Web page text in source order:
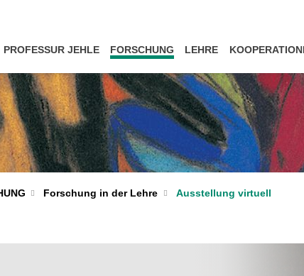
PROFESSUR JEHLE FORSCHUNG LEHRE
Forschung in der Lehre Ausstellung virtuell